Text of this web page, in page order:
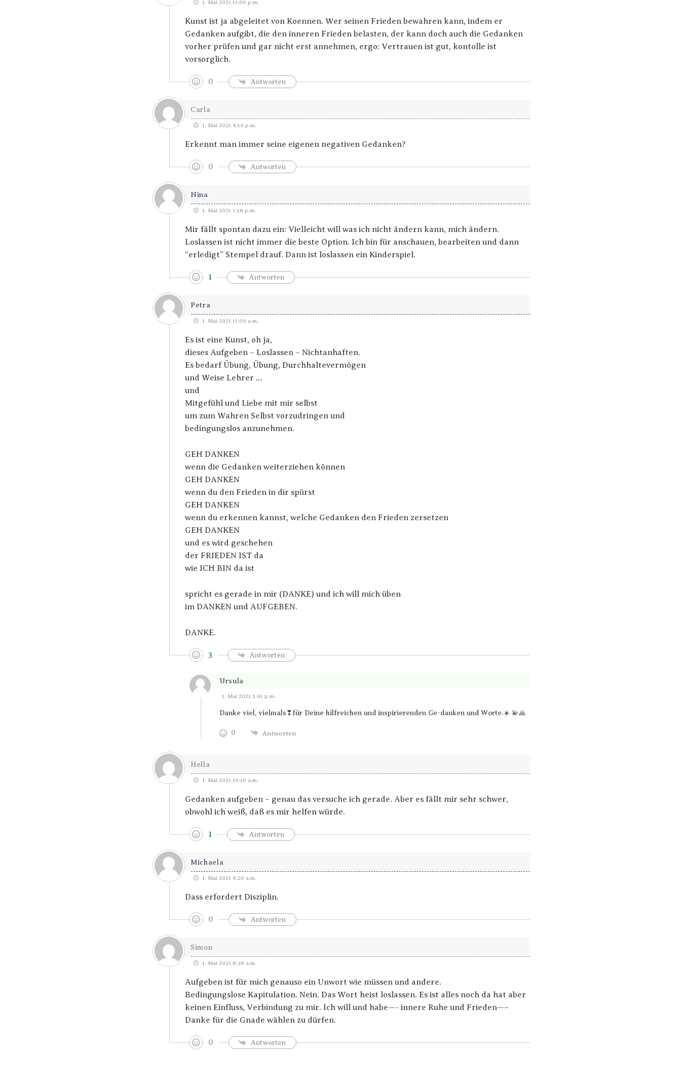
1. Mai 2021 11:06 p.m.
Kunst ist ja abgeleitet von Koennen. Wer seinen Frieden bewahren kann, indem er
Gedanken aufgibt, die den inneren Frieden belasten, der kann doch auch die Gedanken
vorher prüfen und gar nicht erst annehmen, ergo: Vertrauen ist gut, kontolle ist
vorsorglich.
0 Antworten
Carla
1. Mai 2021 4:10 p.m.
Erkennt man immer seine eigenen negativen Gedanken?
0 Antworten
Nina
1. Mai 2021 1:58 p.m.
Mir fällt spontan dazu ein: Vielleicht will was ich nicht ändern kann, mich ändern.
Loslassen ist nicht immer die beste Option. Ich bin für anschauen, bearbeiten und dann
“erledigt” Stempel drauf. Dann ist loslassen ein Kinderspiel.
1 Antworten
Petra
1. Mai 2021 11:09 a.m.
Es ist eine Kunst, oh ja,
dieses Aufgeben – Loslassen – Nichtanhaften.
Es bedarf Übung, Übung, Durchhaltevermögen
und Weise Lehrer …
und
Mitgefühl und Liebe mit mir selbst
um zum Wahren Selbst vorzudringen und
bedingungslos anzunehmen.
GEH DANKEN
wenn die Gedanken weiterziehen können
GEH DANKEN
wenn du den Frieden in dir spürst
GEH DANKEN
wenn du erkennen kannst, welche Gedanken den Frieden zersetzen
GEH DANKEN
und es wird geschehen
der FRIEDEN IST da
wie ICH BIN da ist
spricht es gerade in mir (DANKE) und ich will mich üben
im DANKEN und AUFGEBEN.
DANKE.
3 Antworten
Ursula
Antworten
1. Mai 2021 5:41 p.m.
Danke viel, vielmals❣für Deine hilfreichen und inspirierenden Ge-danken und Worte.☀️ 💫🙏
0 Antworten
Hella
1. Mai 2021 10:10 a.m.
Gedanken aufgeben – genau das versuche ich gerade. Aber es fällt mir sehr schwer,
obwohl ich weiß, daß es mir helfen würde.
1 Antworten
Michaela
1. Mai 2021 9:20 a.m.
Dass erfordert Disziplin.
0 Antworten
Simon
1. Mai 2021 8:38 a.m.
Aufgeben ist für mich genauso ein Unwort wie müssen und andere.
Bedingungslose Kapitulation. Nein. Das Wort heist loslassen. Es ist alles noch da hat aber
keinen Einfluss, Verbindung zu mir. Ich will und habe—- innere Ruhe und Frieden—–
Danke für die Gnade wählen zu dürfen.
0 Antworten